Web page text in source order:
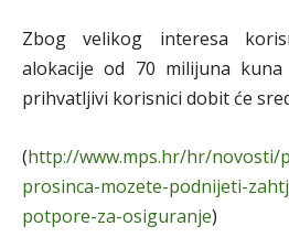
Zbog velikog interesa
alokacije od 70 milijuna
prihvatljivi korisnici dobit će
(http://www.mps.hr/hr/novosti/
prosinca-mozete-podnijeti-
potpore-za-osiguranje)